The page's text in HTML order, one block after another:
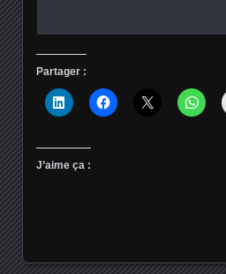
Partager :
J’aime ça :